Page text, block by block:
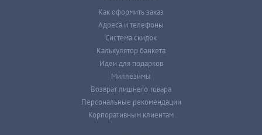
Как оформить заказ
Адреса и телефоны
Система скидок
Калькулятор банкета
Идеи для подарков
Миллезимы
Возврат лишнего товара
Персональные рекомендации
Корпоративным клиентам